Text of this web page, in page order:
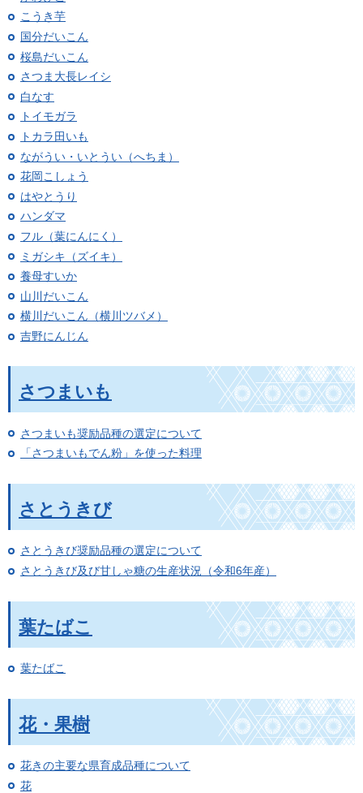
こうき芋
国分だいこん
桜島だいこん
さつま大長レイシ
白なす
トイモガラ
トカラ田いも
ながうい・いとうい（へちま）
花岡こしょう
はやとうり
ハンダマ
フル（葉にんにく）
ミガシキ（ズイキ）
養母すいか
山川だいこん
横川だいこん（横川ツバメ）
吉野にんじん
さつまいも
さつまいも奨励品種の選定について
「さつまいもでん粉」を使った料理
さとうきび
さとうきび奨励品種の選定について
さとうきび及び甘しゃ糖の生産状況（令和6年産）
葉たばこ
葉たばこ
花・果樹
花きの主要な県育成品種について
花